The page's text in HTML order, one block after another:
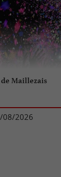
de Maillezais
08/2026